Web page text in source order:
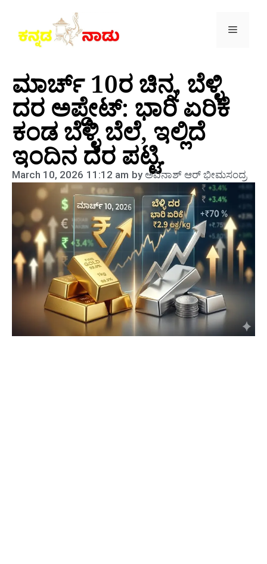
ಮಾರ್ಚ್ 10ರ ಚಿನ್ನ, ಬೆಳ್ಳಿ
ದರ ಅಪ್ಡೇಟ್: ಭಾರಿ ಏರಿಕೆ
ಕಂಡ ಬೆಳ್ಳಿ ಬೆಲೆ, ಇಲ್ಲಿದೆ
ಇಂದಿನ ದರ ಪಟ್ಟಿ.
March 10, 2026 11:12 am byಅವಿನಾಶ್‌ ಆರ್‌ ಭೀಮಸಂದ್ರ